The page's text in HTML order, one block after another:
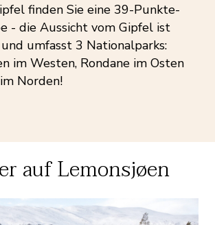
finden Sie eine 39-Punkte-
- die Aussicht vom Gipfel ist
umfasst 3 Nationalparks:
im Westen, Rondane im Osten
Norden!
auf Lemonsjøen